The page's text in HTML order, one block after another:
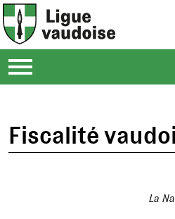
Fiscalité
La